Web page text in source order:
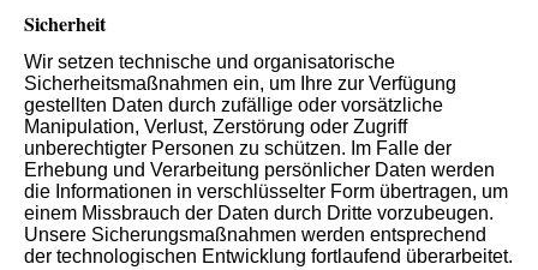
Sicherheit
Wir setzen technische und organisatorische
Sicherheitsmaßnahmen ein, um Ihre zur Verfügung
gestellten Daten durch zufällige oder vorsätzliche
Manipulation, Verlust, Zerstörung oder Zugriff
unberechtigter Personen zu schützen. Im Falle der
Erhebung und Verarbeitung persönlicher Daten werden
die Informationen in verschlüsselter Form übertragen, um
einem Missbrauch der Daten durch Dritte vorzubeugen.
Unsere Sicherungsmaßnahmen werden entsprechend
der technologischen Entwicklung fortlaufend überarbeitet.